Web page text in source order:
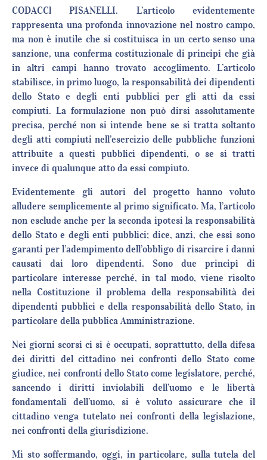
CODACCl PISANELLI. L’articolo evidentemente
rappresenta una profonda innovazione nel nostro campo,
ma non è inutile che si costituisca in un certo senso una
sanzione, una conferma costituzionale di principî che già
in altri campi hanno trovato accoglimento. L’articolo
stabilisce, in primo luogo, la responsabilità dei dipendenti
dello Stato e degli enti pubblici per gli atti da essi
compiuti. La formulazione non può dirsi assolutamente
precisa, perché non si intende bene se si tratta soltanto
degli atti compiuti nell’esercizio delle pubbliche funzioni
attribuite a questi pubblici dipendenti, o se si tratti
invece di qualunque atto da essi compiuto.
Evidentemente gli autori del progetto hanno voluto
alludere semplicemente al primo significato. Ma, l’articolo
non esclude anche per la seconda ipotesi la responsabilità
dello Stato e degli enti pubblici; dice, anzi, che essi sono
garanti per l’adempimento dell’obbligo di risarcire i danni
causati dai loro dipendenti. Sono due principî di
particolare interesse perché, in tal modo, viene risolto
nella Costituzione il problema della responsabilità dei
dipendenti pubblici e della responsabilità dello Stato, in
particolare della pubblica Amministrazione.
Nei giorni scorsi ci si è occupati, soprattutto, della difesa
dei diritti del cittadino nei confronti dello Stato come
giudice, nei confronti dello Stato come legislatore, perché,
sancendo i diritti inviolabili dell’uomo e le libertà
fondamentali dell’uomo, si è voluto assicurare che il
cittadino venga tutelato nei confronti della legislazione,
nei confronti della giurisdizione.
Mi sto soffermando, oggi, in particolare, sulla tutela del